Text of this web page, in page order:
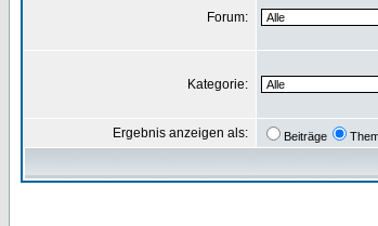
Forum:
Kategorie:
Ergebnis anzeigen als: Beiträge